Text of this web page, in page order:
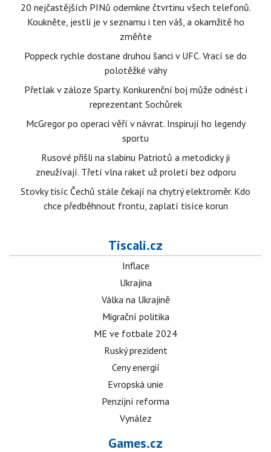
20 nejčastějších PINů odemkne čtvrtinu všech telefonů.
Koukněte, jestli je v seznamu i ten váš, a okamžitě ho
změňte
Poppeck rychle dostane druhou šanci v UFC. Vrací se do
polotěžké váhy
Přetlak v záloze Sparty. Konkurenční boj může odnést i
reprezentant Sochůrek
McGregor po operaci věří v návrat. Inspirují ho legendy
sportu
Rusové přišli na slabinu Patriotů a metodicky ji
zneužívají. Třetí vlna raket už proletí bez odporu
Stovky tisíc Čechů stále čekají na chytrý elektroměr. Kdo
chce předběhnout frontu, zaplatí tisíce korun
Tiscali.cz
Inflace
Ukrajina
Válka na Ukrajině
Migrační politika
ME ve fotbale 2024
Ruský prezident
Ceny energií
Evropská unie
Penzijní reforma
Vynález
Games.cz